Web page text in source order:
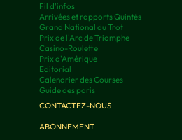
Fil d'infos
Arrivées et rapports Quintés
Grand National du Trot
Prix de l'Arc de Triomphe
Casino-Roulette
Prix d'Amérique
Editorial
Calendrier des Courses
Guide des paris
CONTACTEZ-NOUS
ABONNEMENT